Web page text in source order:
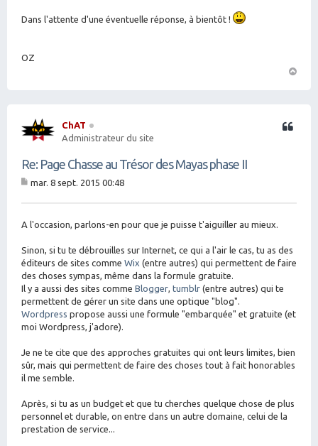
Dans l'attente d'une éventuelle réponse, à bientôt !
OZ
ChAT
Administrateur du site
Re: Page Chasse au Trésor des Mayas phase II
Citation
g
mar. 8 sept. 2015 00:48
A l'occasion, parlons-en pour que je puisse t'aiguiller au mieux.
Sinon, si tu te débrouilles sur Internet, ce qui a l'air le cas, tu as des
éditeurs de sites comme Wix (entre autres) qui permettent de faire
des choses sympas, même dans la formule gratuite.
Il y a aussi des sites comme Blogger, tumblr (entre autres) qui te
permettent de gérer un site dans une optique "blog".
Wordpress propose aussi une formule "embarquée" et gratuite (et
moi Wordpress, j'adore).
Je ne te cite que des approches gratuites qui ont leurs limites, bien
sûr, mais qui permettent de faire des choses tout à fait honorables
il me semble.
Après, si tu as un budget et que tu cherches quelque chose de plus
personnel et durable, on entre dans un autre domaine, celui de la
prestation de service...